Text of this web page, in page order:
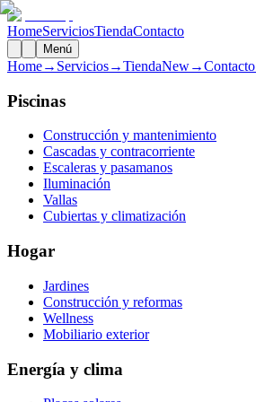
HomeServiciosTiendaContacto
Menú
Home→ Servicios→TiendaNew→Contacto
Piscinas
Construcción y mantenimiento
Cascadas y contracorriente
Escaleras y pasamanos
Iluminación
Vallas
Cubiertas y climatización
Hogar
Jardines
Construcción y reformas
Wellness
Mobiliario exterior
Energía y clima